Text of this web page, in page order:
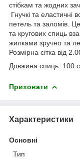
стібкам та жодних
Гнучкі та еластичні
петель та заломів.
та кругових спиць
жилками зручно та
Розмірна сітка від
Довжина спиць: 100
Приховати
Характеристики
Основні
Тип